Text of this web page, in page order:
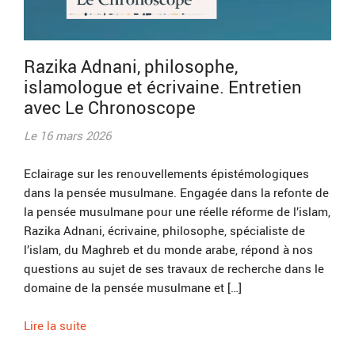
Razika Adnani, philosophe,
islamologue et écrivaine. Entretien
avec Le Chronoscope
Le 16 mars 2026
Eclairage sur les renouvellements épistémologiques
dans la pensée musulmane. Engagée dans la refonte de
la pensée musulmane pour une réelle réforme de l’islam,
Razika Adnani, écrivaine, philosophe, spécialiste de
l’islam, du Maghreb et du monde arabe, répond à nos
questions au sujet de ses travaux de recherche dans le
domaine de la pensée musulmane et […]
Lire la suite